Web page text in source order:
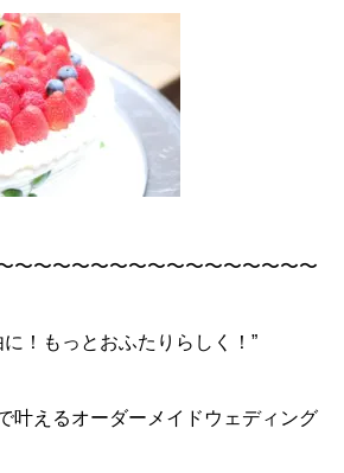
〜〜〜〜〜〜〜〜〜〜〜〜〜〜〜〜
に！もっとおふたりらしく！”
叶えるオーダーメイドウェディング